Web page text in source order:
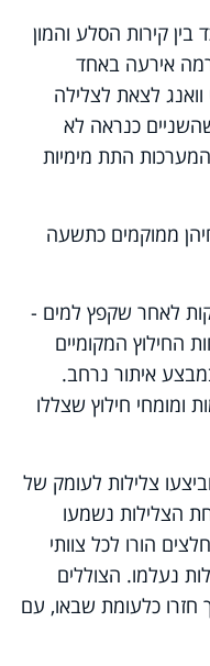
בין קירות הסלע והמון
אירעה באחד
לצאת לצלילה
כנראה לא
התת מימיות
ממוקמים כתשעה
לאחר שקפץ למים -
החילוץ המקומיים
איתור נרחב.
ומומחי חילוץ שצללו
צלילות לעומק של
הצלילות נשמעו
הורו לכל צוותי
נעלמו. הצוללים
כלעומת שבאו, עם